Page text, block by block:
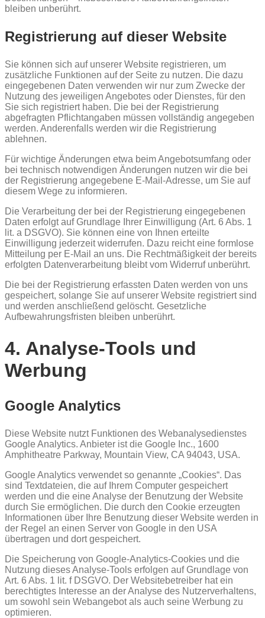
bleiben unberührt.
Registrierung auf dieser Website
Sie können sich auf unserer Website registrieren, um
zusätzliche Funktionen auf der Seite zu nutzen. Die dazu
eingegebenen Daten verwenden wir nur zum Zwecke der
Nutzung des jeweiligen Angebotes oder Dienstes, für den
Sie sich registriert haben. Die bei der Registrierung
abgefragten Pflichtangaben müssen vollständig angegeben
werden. Anderenfalls werden wir die Registrierung
ablehnen.
Für wichtige Änderungen etwa beim Angebotsumfang oder
bei technisch notwendigen Änderungen nutzen wir die bei
der Registrierung angegebene E-Mail-Adresse, um Sie auf
diesem Wege zu informieren.
Die Verarbeitung der bei der Registrierung eingegebenen
Daten erfolgt auf Grundlage Ihrer Einwilligung (Art. 6 Abs. 1
lit. a DSGVO). Sie können eine von Ihnen erteilte
Einwilligung jederzeit widerrufen. Dazu reicht eine formlose
Mitteilung per E-Mail an uns. Die Rechtmäßigkeit der bereits
erfolgten Datenverarbeitung bleibt vom Widerruf unberührt.
Die bei der Registrierung erfassten Daten werden von uns
gespeichert, solange Sie auf unserer Website registriert sind
und werden anschließend gelöscht. Gesetzliche
Aufbewahrungsfristen bleiben unberührt.
4. Analyse-Tools und
Werbung
Google Analytics
Diese Website nutzt Funktionen des Webanalysedienstes
Google Analytics. Anbieter ist die Google Inc., 1600
Amphitheatre Parkway, Mountain View, CA 94043, USA.
Google Analytics verwendet so genannte „Cookies“. Das
sind Textdateien, die auf Ihrem Computer gespeichert
werden und die eine Analyse der Benutzung der Website
durch Sie ermöglichen. Die durch den Cookie erzeugten
Informationen über Ihre Benutzung dieser Website werden in
der Regel an einen Server von Google in den USA
übertragen und dort gespeichert.
Die Speicherung von Google-Analytics-Cookies und die
Nutzung dieses Analyse-Tools erfolgen auf Grundlage von
Art. 6 Abs. 1 lit. f DSGVO. Der Websitebetreiber hat ein
berechtigtes Interesse an der Analyse des Nutzerverhaltens,
um sowohl sein Webangebot als auch seine Werbung zu
optimieren.